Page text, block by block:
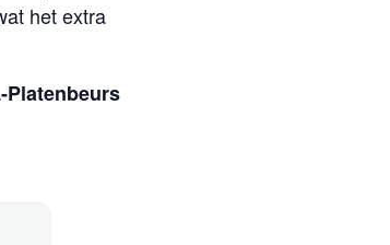
het extra
Platenbeurs